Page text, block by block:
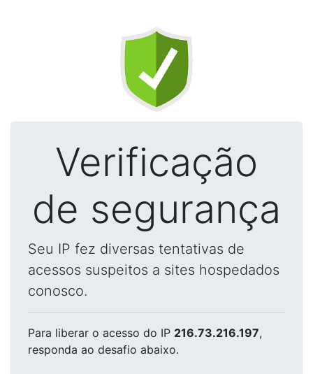
Verificação
de segurança
Seu IP fez diversas tentativas de
acessos suspeitos a sites hospedados
conosco.
Para liberar o acesso do IP 216.73.216.197,
responda ao desafio abaixo.